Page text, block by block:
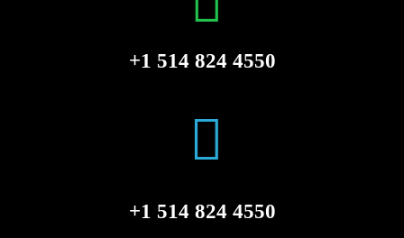
+1 514 824 4550
+1 514 824 4550